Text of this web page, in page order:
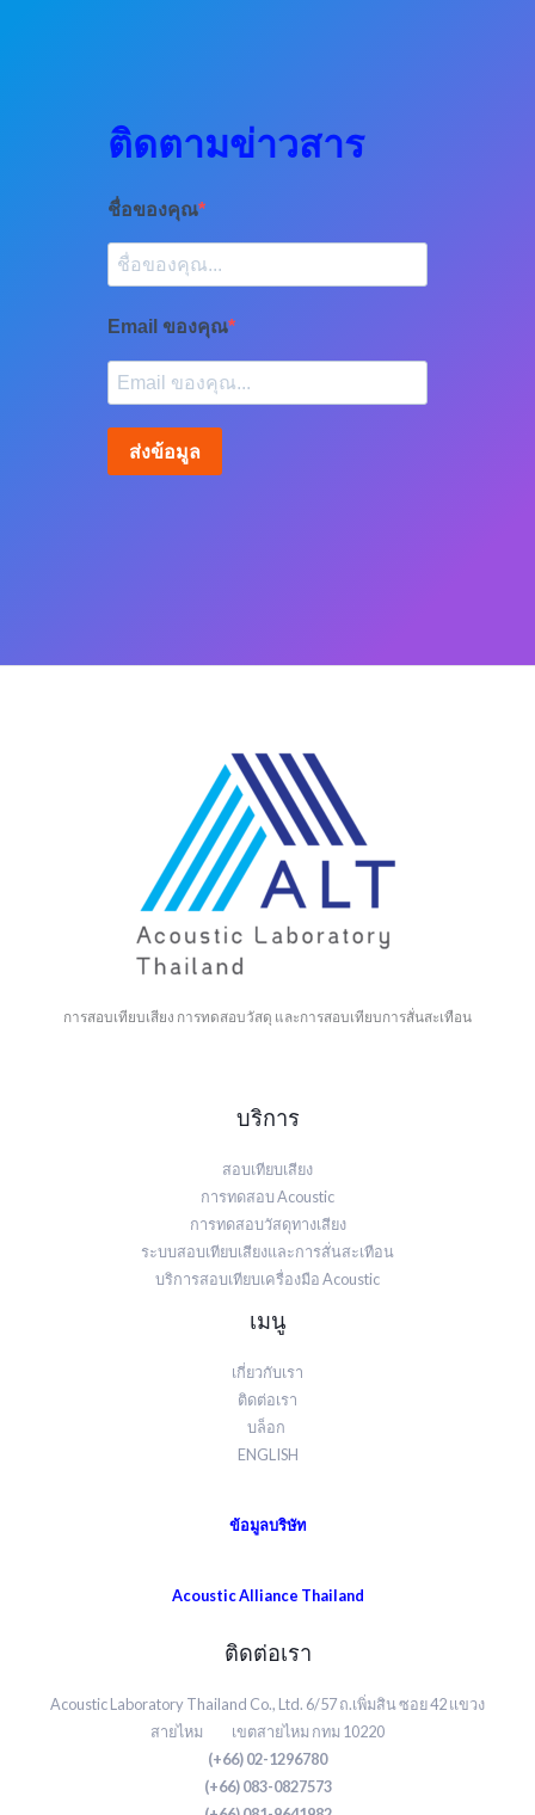
ติดตามข่าวสาร
ชื่อของคุณ
Email ของคุณ
ส่งข้อมูล
การสอบเทียบเสียง การทดสอบวัสดุ และการสอบเทียบการสั่นสะเทือน
บริการ
สอบเทียบเสียง
การทดสอบ Acoustic
การทดสอบวัสดุทางเสียง
ระบบสอบเทียบเสียงและการสั่นสะเทือน
บริการสอบเทียบเครื่องมือ Acoustic
เมนู
เกี่ยวกับเรา
ติดต่อเรา
บล็อก
ENGLISH
ข้อมูลบริษัท
Acoustic Alliance Thailand
ติดต่อเรา
Acoustic Laboratory Thailand Co., Ltd. 6/57 ถ.เพิ่มสิน ซอย 42 แขวง
สายไหม เขตสายไหม กทม 10220
(+66) 02-1296780
(+66) 083-0827573